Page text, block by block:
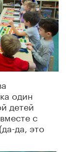
один
детей
с
да, это